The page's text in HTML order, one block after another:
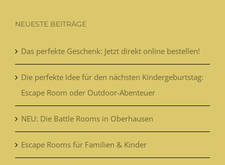
NEUESTE BEITRÄGE
Das perfekte Geschenk: Jetzt direkt online bestellen!
Die perfekte Idee für den nächsten Kindergeburtstag:
Escape Room oder Outdoor-Abenteuer
NEU: Die Battle Rooms in Oberhausen
Escape Rooms für Familien & Kinder